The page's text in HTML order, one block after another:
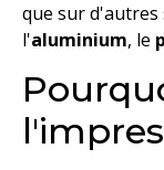
que sur d'autres
l'aluminium, le